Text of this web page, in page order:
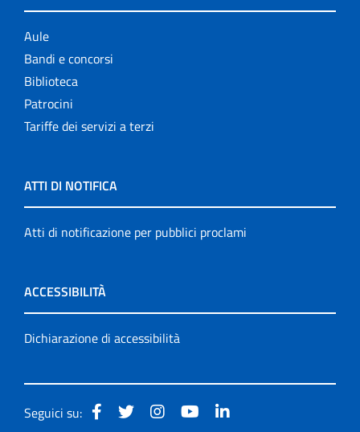
Aule
Bandi e concorsi
Biblioteca
Patrocini
Tariffe dei servizi a terzi
ATTI DI NOTIFICA
Atti di notificazione per pubblici proclami
ACCESSIBILITÀ
Dichiarazione di accessibilità
Seguici su: